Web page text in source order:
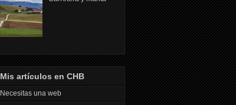
Mis artículos en CHB
Necesitas una web